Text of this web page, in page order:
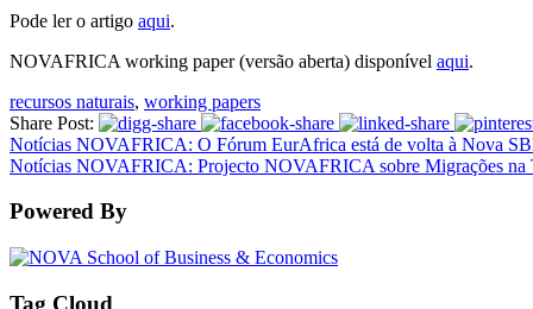
Pode ler o artigo aqui.
NOVAFRICA working paper (versão aberta) disponível aqui.
recursos naturais, working papers
Share Post:
Notícias NOVAFRICA: O Fórum EurAfrica está de volta à Nova
Notícias NOVAFRICA: Projecto NOVAFRICA sobre Migrações na
Powered By
Tag Cloud